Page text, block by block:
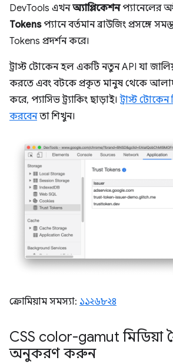
DevTools এখনঅ্যাপ্লিকেশনপ্যানেলের
Tokensপ্যানে বর্তমান ব্রাউজিং প্রসঙ্গে
Tokens প্রদর্শন করে।
ট্রাস্ট টোকেন হল একটি নতুন API যা
করতে এবং বটকে প্রকৃত মানুষ থেকে
করে, প্যাসিভ ট্র্যাকিং ছাড়াই।ট্রাস্ট
করবেনতা শিখুন।
ক্রোমিয়াম সমস্যা: ১১২৬৮২৪
CSS color-gamut মিডিয়া
অনুকরণ করুন